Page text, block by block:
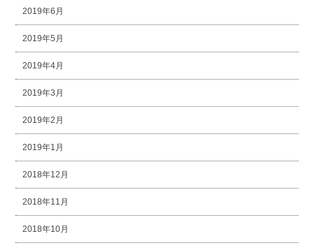
2019年6月
2019年5月
2019年4月
2019年3月
2019年2月
2019年1月
2018年12月
2018年11月
2018年10月